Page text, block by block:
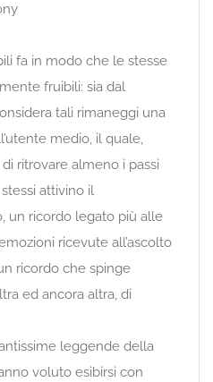
fa in modo che le stesse
fruibili: sia dal
tali rimaneggi una
medio, il quale,
ritrovare almeno i passi
attivino il
un ricordo legato più alle
ricevute all’ascolto
ricordo che spinge
ed ancora altra, di
leggende della
voluto esibirsi con